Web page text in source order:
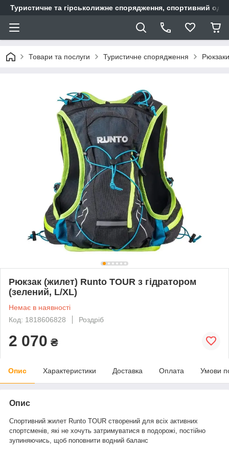
Туристичне та гірськолижне спорядження, спортивний
Товари та послуги Туристичне спорядження
Рюкзак (жилет) Runto TOUR з гідратором
(зелений, L/XL)
Немає в наявності
Код: 1818606828
Роздріб
2 070 ₴
Опис Характеристики Доставка Оплата Умови
Опис
Спортивний жилет Runto TOUR створений для всіх активних
спортсменів, які не хочуть затримуватися в подорожі, постійно
зупиняючись, щоб поповнити водний баланс